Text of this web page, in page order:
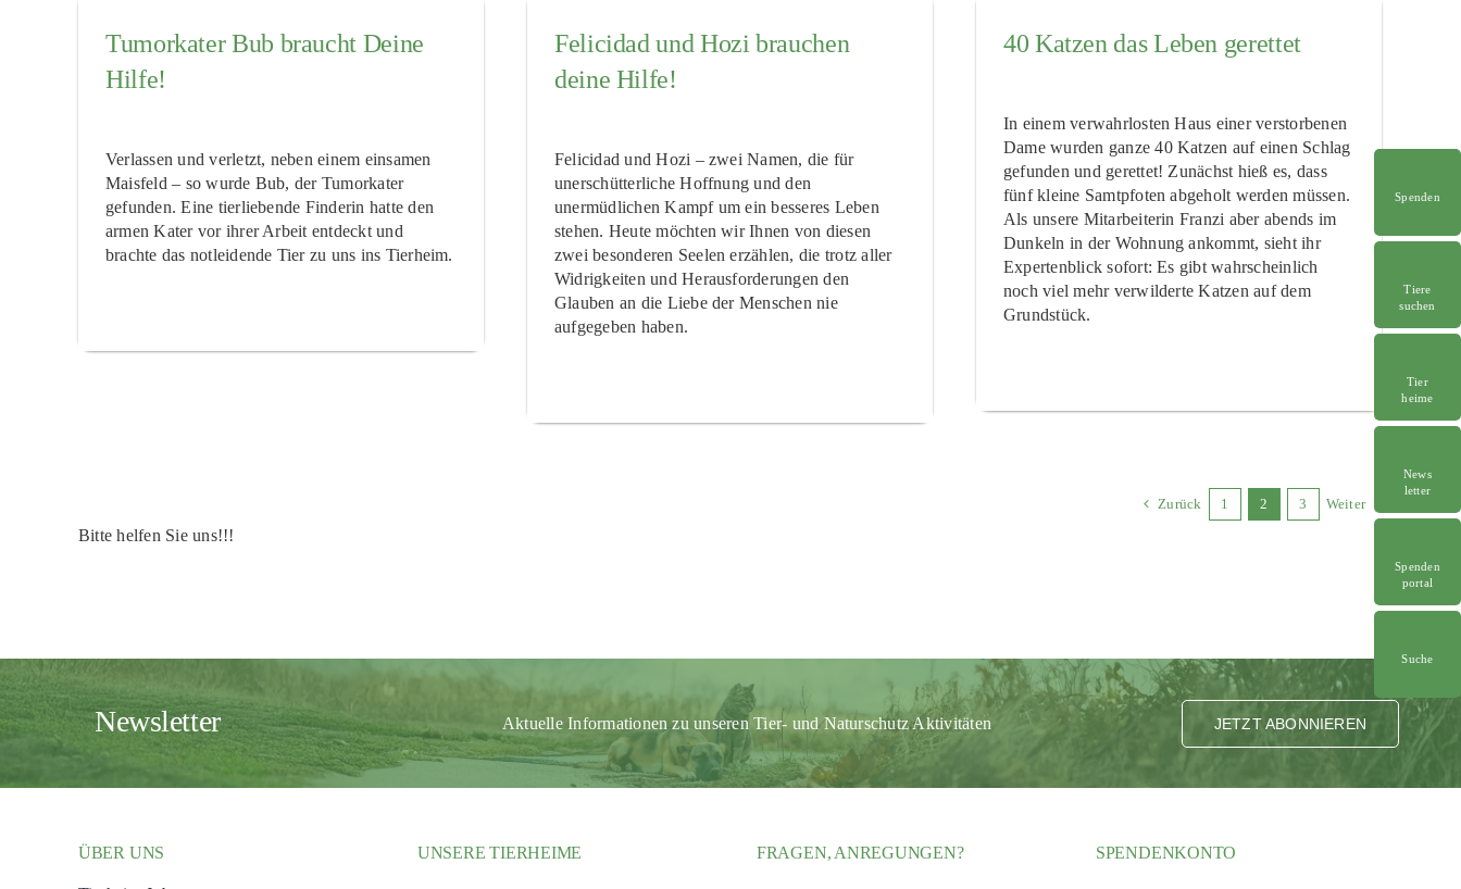
Spenden
Tiere
suchen
Tier
heime
News
letter
Spenden
portal
Suche
Tumorkater Bub braucht Deine
Hilfe!
Verlassen und verletzt, neben einem einsamen
Maisfeld – so wurde Bub, der Tumorkater
gefunden. Eine tierliebende Finderin hatte den
armen Kater vor ihrer Arbeit entdeckt und
brachte das notleidende Tier zu uns ins Tierheim.
Felicidad und Hozi brauchen
deine Hilfe!
Felicidad und Hozi – zwei Namen, die für
unerschütterliche Hoffnung und den
unermüdlichen Kampf um ein besseres Leben
stehen. Heute möchten wir Ihnen von diesen
zwei besonderen Seelen erzählen, die trotz aller
Widrigkeiten und Herausforderungen den
Glauben an die Liebe der Menschen nie
aufgegeben haben.
40 Katzen das Leben gerettet
In einem verwahrlosten Haus einer verstorbenen
Dame wurden ganze 40 Katzen auf einen Schlag
gefunden und gerettet! Zunächst hieß es, dass
fünf kleine Samtpfoten abgeholt werden müssen.
Als unsere Mitarbeiterin Franzi aber abends im
Dunkeln in der Wohnung ankommt, sieht ihr
Expertenblick sofort: Es gibt wahrscheinlich
noch viel mehr verwilderte Katzen auf dem
Grundstück.
Zurück 1 2 3 Weiter
Bitte helfen Sie uns!!!
Newsletter Aktuelle Informationen zu unseren Tier- und Naturschutz Aktivitäten JETZT ABONNIEREN
ÜBER UNS UNSERE TIERHEIME FRAGEN, ANREGUNGEN? SPENDENKONTO